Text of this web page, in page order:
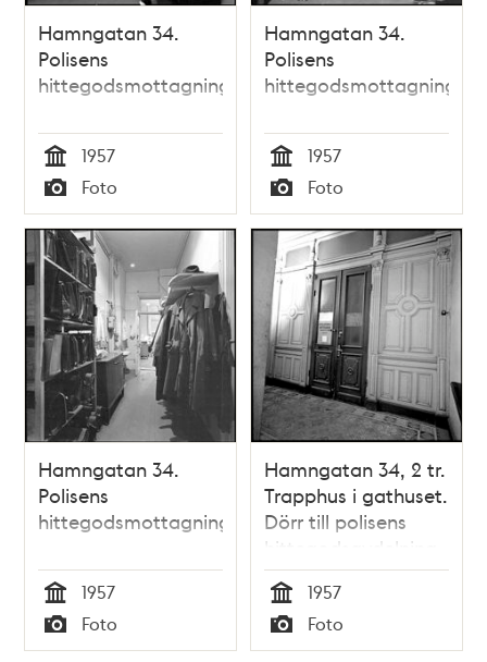
Hamngatan 34.
Polisens
hittegodsmottagning
Tid
1957
Typ
Foto
Hamngatan 34.
Polisens
hittegodsmottagning
Tid
1957
Typ
Foto
Hamngatan 34.
Polisens
hittegodsmottagning
Tid
1957
Typ
Foto
Hamngatan 34, 2 tr.
Trapphus i gathuset.
Dörr till polisens
hittegodsavdelning
Tid
1957
Typ
Foto